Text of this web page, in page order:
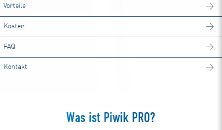
Kontakt
FAQ
Kosten
Vorteile
Was ist Piwik PRO?